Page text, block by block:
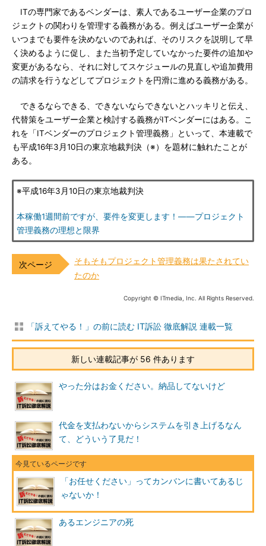
ITの専門家であるベンダーは、素人であるユーザー企業のプロ
ジェクトの関わりを管理する義務がある。例えばユーザー企業が
いつまでも要件を決めないのであれば、そのリスクを説明して早
く決めるように促し、また当初予定していなかった要件の追加や
変更があるなら、それに対してスケジュールの見直しや追加費用
の請求を行うなどしてプロジェクトを円滑に進める義務がある。
できるならできる、できないならできないとハッキリと伝え、
代替策をユーザー企業と検討する義務がITベンダーにはある。こ
れを「ITベンダーのプロジェクト管理義務」といって、本連載で
も平成16年3月10日の東京地裁判決（※）を題材に触れたことが
ある。
※平成16年3月10日の東京地裁判決
本稼働1週間前ですが、要件を変更します！――プロジェクト
管理義務の理想と限界
そもそもプロジェクト管理義務は果たされてい
たのか
Copyright © ITmedia, Inc. All Rights Reserved.
「訴えてやる！」の前に読む IT訴訟 徹底解説 連載一覧
新しい連載記事が 56 件あります
やった分はお金ください。納品してないけど
代金を支払わないからシステムを引き上げるなん
て、どういう了見だ！
「お任せください」ってカンバンに書いてあるじ
ゃないか！
あるエンジニアの死